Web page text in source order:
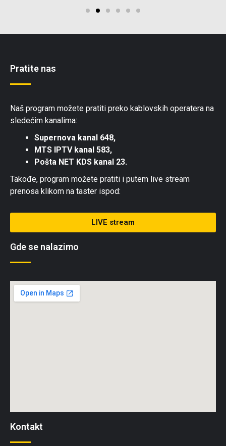
Pratite nas
Naš program možete pratiti preko kablovskih operatera na
sledećim kanalima:
Supernova kanal 648,
MTS IPTV kanal 583,
Pošta NET KDS kanal 23.
Takođe, program možete pratiti i putem live stream
prenosa klikom na taster ispod:
LIVE stream
Gde se nalazimo
Kontakt